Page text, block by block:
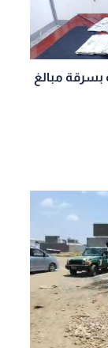
بسرقة مبالغ